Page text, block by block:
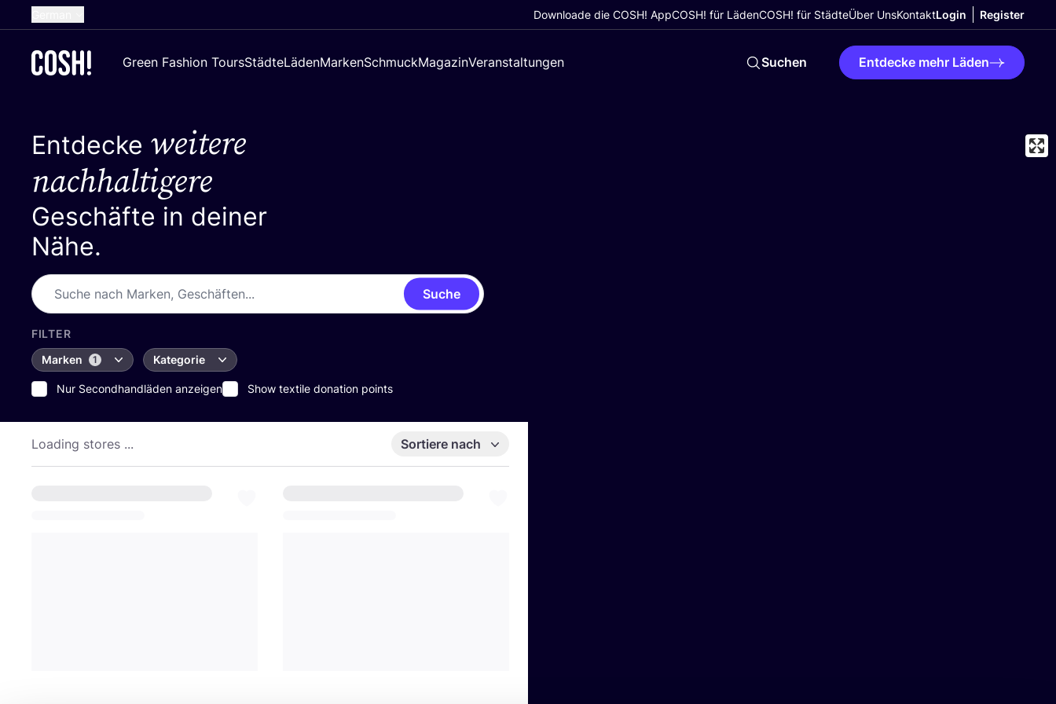
Dutch
Spanish
Downloade die COSH! AppCOSH! für LädenCOSH! für StädteÜber UnsKontaktLogin Register
Green Fashion ToursStädteLädenMarkenSchmuckMagazinVeranstaltungen Suchen Entdecke mehr Läden
Entdecke weitere
nachhaltigere
Geschäfte in deiner
Nähe.
Suche
FILTER
Marken
1 Kategorie
Nur Secondhandläden anzeigen Show textile donation points
Loading stores ... Sortiere nach